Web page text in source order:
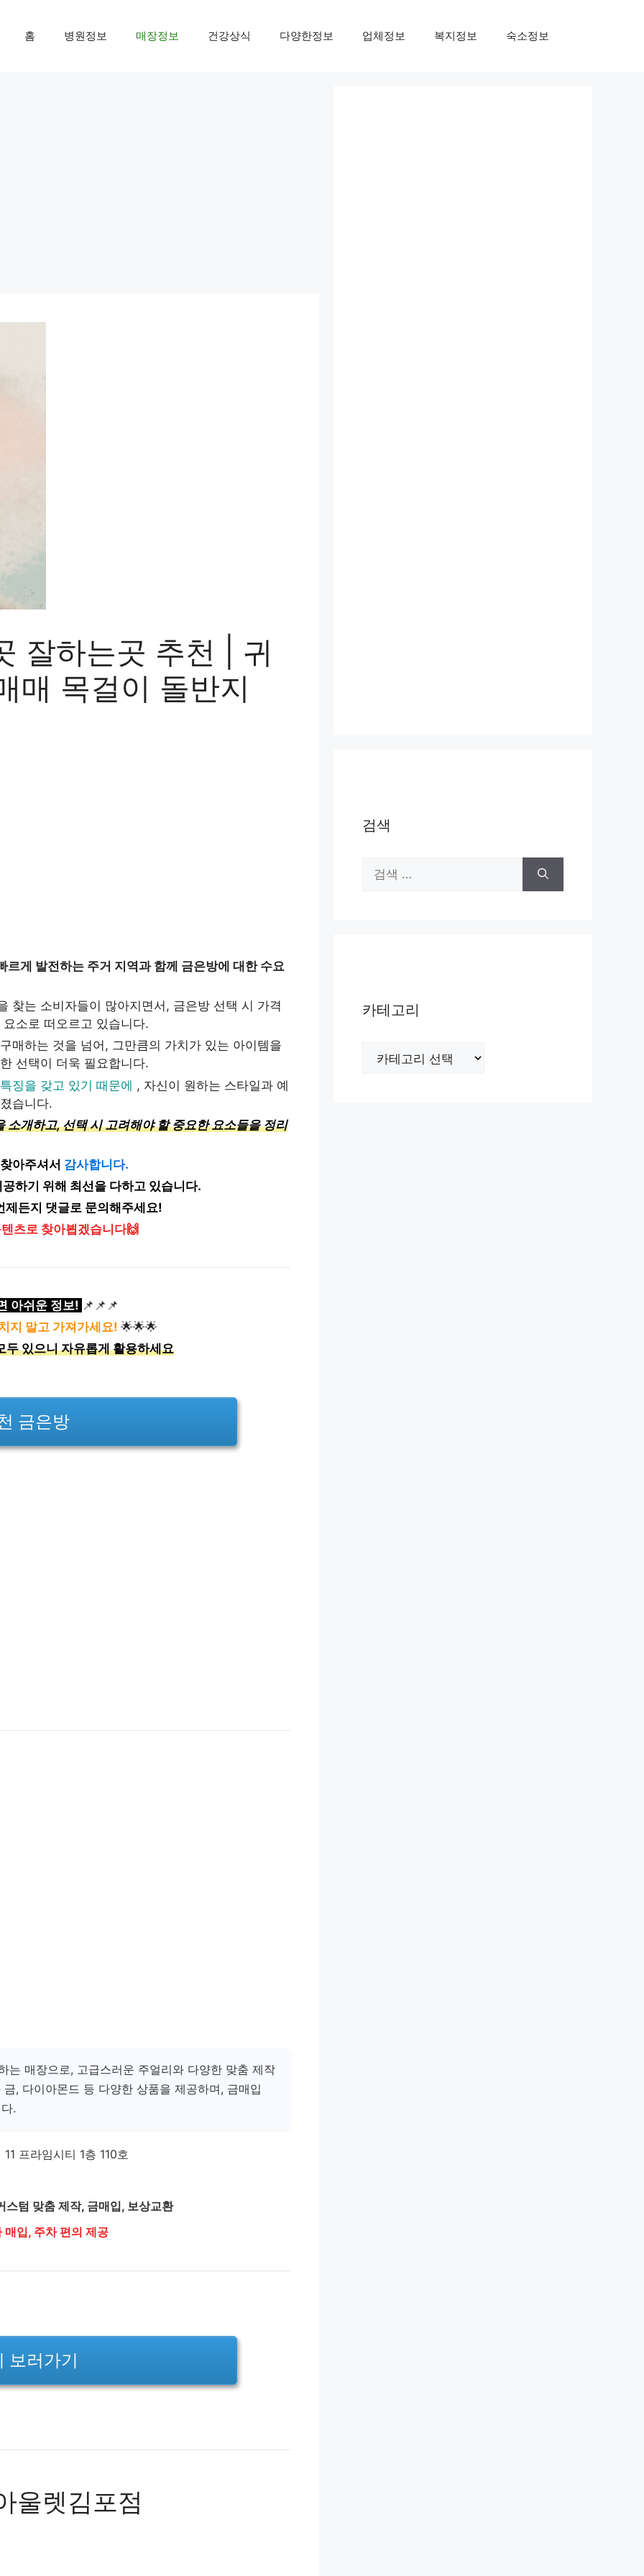
홈 병원정보 매장정보 건강상식 다양한정보 업체정보 복지정보 숙소정보
잘하는곳 추천 | 귀
매 목걸이 돌반지
게 발전하는 주거 지역과 함께 금은방에 대한 수요
찾는 소비자들이 많아지면서, 금은방 선택 시 가격
소로 떠오르고 있습니다.
매하는 것을 넘어, 그만큼의 가치가 있는 아이템을
선택이 더욱 필요합니다.
징을 갖고 있기 때문에 , 자신이 원하는 스타일과 예
습니다.
개하고, 선택 시 고려해야 할 중요한 요소들을 정리
아주셔서 감사합니다.
하기 위해 최선을 다하고 있습니다.
제든지 댓글로 문의해주세요!
츠로 찾아뵙겠습니다🙌
아쉬운 정보! 📌📌📌
지 말고 가져가세요! 🌟🌟🌟
두 있으니 자유롭게 활용하세요
금은방
는 매장으로, 고급스러운 주얼리와 다양한 맞춤 제작
, 다이아몬드 등 다양한 상품을 제공하며, 금매입
.
프라임시티 1층 110호
텀 맞춤 제작, 금매입, 보상교환
매입, 주차 편의 제공
보러가기
울렛김포점
검색
색:
카테고리